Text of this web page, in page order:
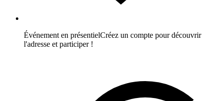
Événement en présentielCréez un compte pour découvrir
l'adresse et participer !